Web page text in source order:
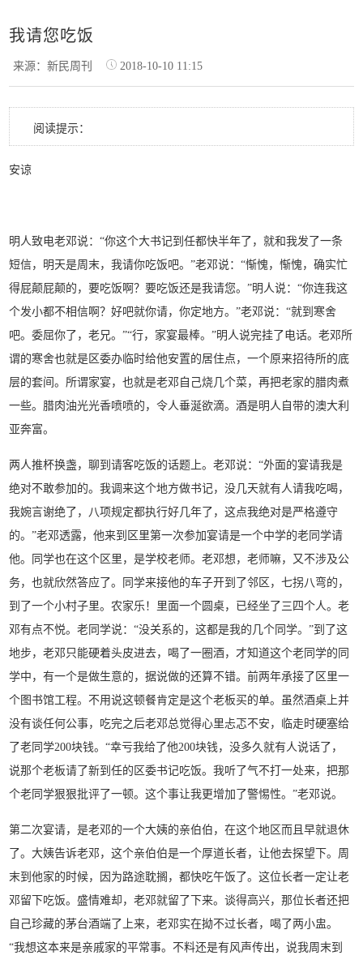
我请您吃饭
来源：新民周刊 2018-10-10 11:15
阅读提示：
安谅
明人致电老邓说：“你这个大书记到任都快半年了，就和我发了一条
短信，明天是周末，我请你吃饭吧。”老邓说：“惭愧，惭愧，确实忙
得屁颠屁颠的，要吃饭啊？要吃饭还是我请您。”明人说：“你连我这
个发小都不相信啊？好吧就你请，你定地方。”老邓说：“就到寒舍
吧。委屈你了，老兄。”“行，家宴最棒。”明人说完挂了电话。老邓所
谓的寒舍也就是区委办临时给他安置的居住点，一个原来招待所的底
层的套间。所谓家宴，也就是老邓自己烧几个菜，再把老家的腊肉煮
一些。腊肉油光光香喷喷的，令人垂涎欲滴。酒是明人自带的澳大利
亚奔富。
两人推杯换盏，聊到请客吃饭的话题上。老邓说：“外面的宴请我是
绝对不敢参加的。我调来这个地方做书记，没几天就有人请我吃喝，
我婉言谢绝了，八项规定都执行好几年了，这点我绝对是严格遵守
的。”老邓透露，他来到区里第一次参加宴请是一个中学的老同学请
他。同学也在这个区里，是学校老师。老邓想，老师嘛，又不涉及公
务，也就欣然答应了。同学来接他的车子开到了邻区，七拐八弯的，
到了一个小村子里。农家乐！里面一个圆桌，已经坐了三四个人。老
邓有点不悦。老同学说：“没关系的，这都是我的几个同学。”到了这
地步，老邓只能硬着头皮进去，喝了一圈酒，才知道这个老同学的同
学中，有一个是做生意的，据说做的还算不错。前两年承接了区里一
个图书馆工程。不用说这顿餐肯定是这个老板买的单。虽然酒桌上并
没有谈任何公事，吃完之后老邓总觉得心里忐忑不安，临走时硬塞给
了老同学200块钱。“幸亏我给了他200块钱，没多久就有人说话了，
说那个老板请了新到任的区委书记吃饭。我听了气不打一处来，把那
个老同学狠狠批评了一顿。这个事让我更增加了警惕性。”老邓说。
第二次宴请，是老邓的一个大姨的亲伯伯，在这个地区而且早就退休
了。大姨告诉老邓，这个亲伯伯是一个厚道长者，让他去探望下。周
末到他家的时候，因为路途耽搁，都快吃午饭了。这位长者一定让老
邓留下吃饭。盛情难却，老邓就留了下来。谈得高兴，那位长者还把
自己珍藏的茅台酒端了上来，老邓实在拗不过长者，喝了两小盅。
“我想这本来是亲戚家的平常事。不料还是有风声传出，说我周末到